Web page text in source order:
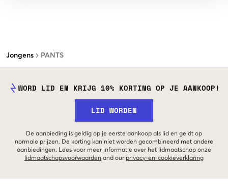
Jongens PANTS
WORD LID EN KRIJG 10% KORTING OP JE AANKOOP!
LID WORDEN
De aanbieding is geldig op je eerste aankoop als lid en geldt op
normale prijzen. De korting kan niet worden gecombineerd met andere
aanbiedingen. Lees voor meer informatie over het lidmaatschap onze
lidmaatschapsvoorwaarden and our privacy-en-cookieverklaring